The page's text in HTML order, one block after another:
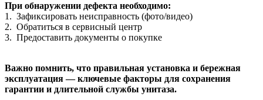
При обнаружении дефекта необходимо:
1. Зафиксировать неисправность (фото/видео)
2. Обратиться в сервисный центр
3. Предоставить документы о покупке
Важно помнить, что правильная установка и бережная
эксплуатация — ключевые факторы для сохранения
гарантии и длительной службы унитаза.